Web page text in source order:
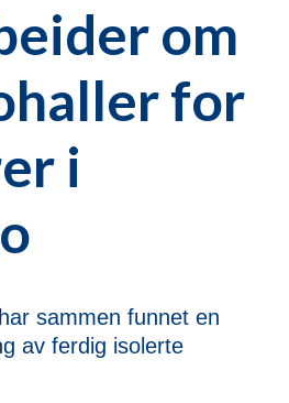
om
for
i
sammen funnet en
av ferdig isolerte